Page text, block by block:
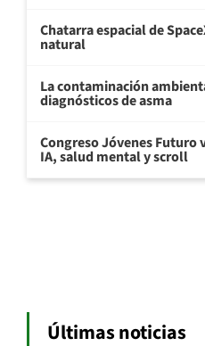
Chatarra espacial de
natural
La contaminación
diagnósticos de asma
Congreso Jóvenes Futuro
IA, salud mental y scroll
Últimas noticias